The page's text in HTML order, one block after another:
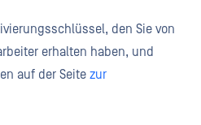
den Sie von
erhalten haben, und
auf der Seite zur